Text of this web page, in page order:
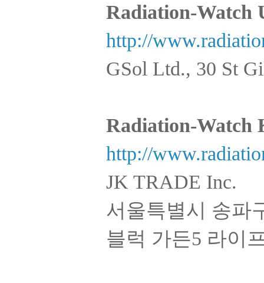
Radiation-Watch
http://
GSol Ltd., 30 St
Radiation-Watch
http://
JK TRADE Inc.
서울특별시 송파
블럭 가든5 라이